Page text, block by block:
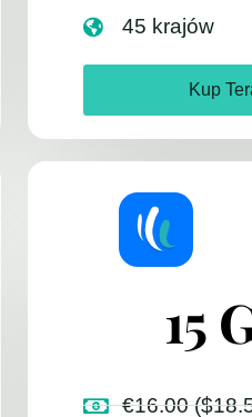
45 krajów
Kup
15
€16.00